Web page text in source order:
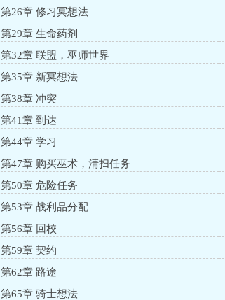
第26章 修习冥想法
第29章 生命药剂
第32章 联盟，巫师世界
第35章 新冥想法
第38章 冲突
第41章 到达
第44章 学习
第47章 购买巫术，清扫任务
第50章 危险任务
第53章 战利品分配
第56章 回校
第59章 契约
第62章 路途
第65章 骑士想法